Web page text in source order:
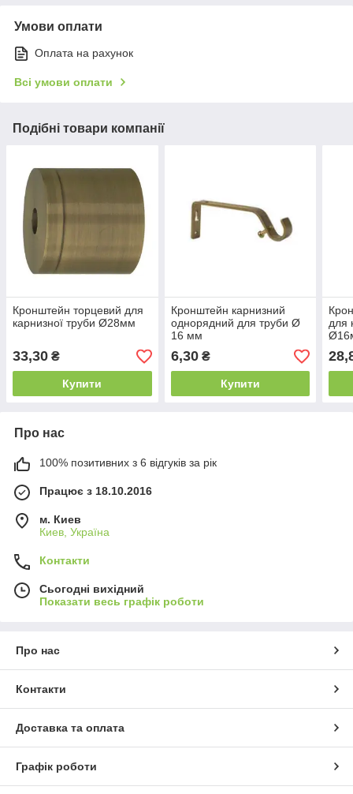
Умови оплати
Оплата на рахунок
Всі умови оплати
Подібні товари компанії
Кронштейн торцевий для
карнизної труби Ø28мм
33,30 ₴
Купити
Кронштейн карнизний
однорядний для труби Ø
16 мм
6,30₴
Купити
для
Про нас
100% позитивних з 6 відгуків за рік
Працює з 18.10.2016
м. Киев
Киев, Україна
Контакти
Сьогодні вихідний
Показати весь графік роботи
Про нас
Контакти
Доставка та оплата
Графік роботи